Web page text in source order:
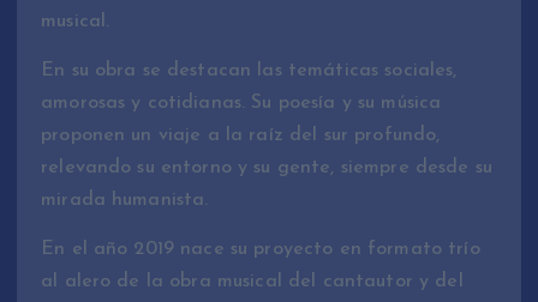
musical.
En su obra se destacan las temáticas sociales,
amorosas y cotidianas. Su poesía y su música
proponen un viaje a la raíz del sur profundo,
relevando su entorno y su gente, siempre desde su
mirada humanista.
En el año 2019 nace su proyecto en formato trío
al alero de la obra musical del cantautor y del